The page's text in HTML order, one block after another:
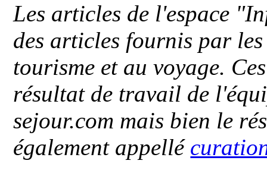
Les articles de l'espace
des articles fournis par
tourisme et au voyage.
résultat de travail de
sejour.com mais bien le
également appellé